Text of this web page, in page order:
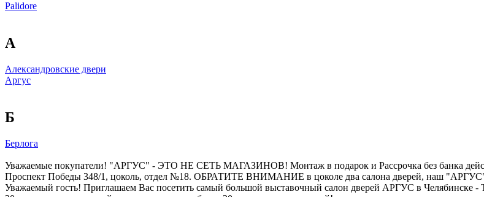
Palidore
А
Александровские двери
Аргус
Б
Берлога
Уважаемые покупатели! "АРГУС" - ЭТО НЕ СЕТЬ МАГАЗИНОВ! Монтаж в подарок и Рассрочка без банка
Проспект Победы 348/1, цоколь, отдел №18. ОБРАТИТЕ ВНИМАНИЕ в цоколе два салона дверей, наш
Уважаемый гость! Приглашаем Вас посетить самый большой выставочный салон дверей АРГУС в Челябинске